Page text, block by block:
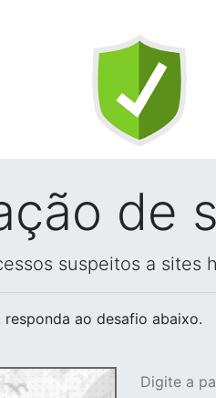
de
suspeitos a sites
responda ao desafio abaixo.
Digite a